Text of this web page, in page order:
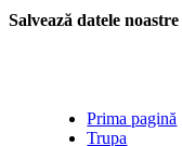
Salvează datele
Prima pagină
Trupa